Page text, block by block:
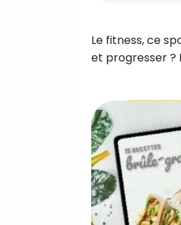
Le fitness, ce
et progresser ?